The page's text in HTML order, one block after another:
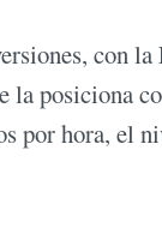
con
la posiciona
por hora, el